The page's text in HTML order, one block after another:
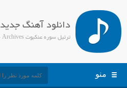
دانلود آهنگ جدید
ترتیل سوره عنكبوت Archives - جمیل مدیا
منو